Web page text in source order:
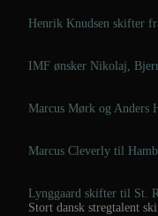
Henrik Knudsen skifter
IMF ønsker Nikolaj,
Marcus Mørk og Anders
Marcus Cleverly til
Lynggaard skifter til St.
Stort dansk stregtalent